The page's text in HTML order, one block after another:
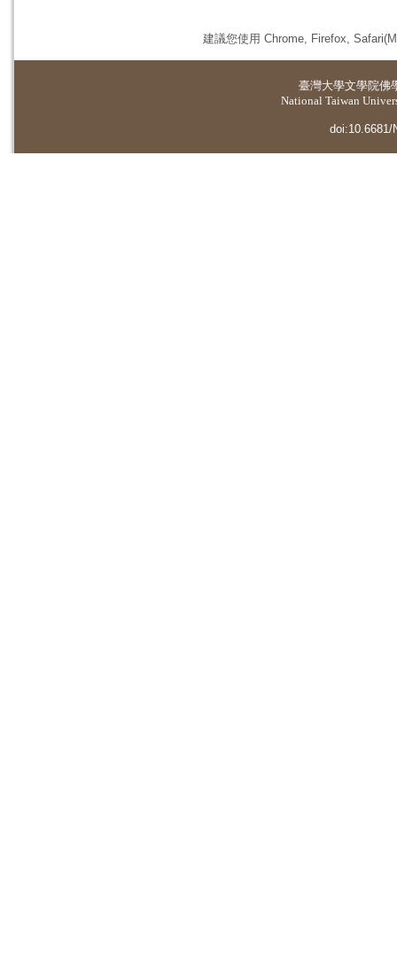
建議您使用 Chrome, Firefox,
臺灣大學文學院佛
National Taiwan
doi:10.6681/